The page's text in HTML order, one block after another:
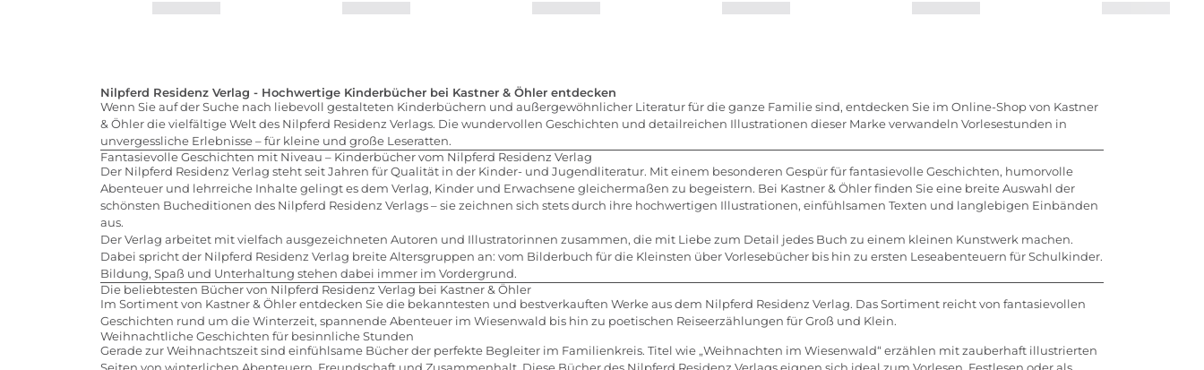
Nilpferd Residenz Verlag - Hochwertige Kinderbücher bei Kastner & Öhler entdecken
Wenn Sie auf der Suche nach liebevoll gestalteten Kinderbüchern und außergewöhnlicher Literatur für die ganze Familie sind, entdecken Sie im Online-Shop von Kastner
& Öhler die vielfältige Welt des Nilpferd Residenz Verlags. Die wundervollen Geschichten und detailreichen Illustrationen dieser Marke verwandeln Vorlesestunden in
unvergessliche Erlebnisse – für kleine und große Leseratten.
Fantasievolle Geschichten mit Niveau – Kinderbücher vom Nilpferd Residenz Verlag
Der Nilpferd Residenz Verlag steht seit Jahren für Qualität in der Kinder- und Jugendliteratur. Mit einem besonderen Gespür für fantasievolle Geschichten, humorvolle
Abenteuer und lehrreiche Inhalte gelingt es dem Verlag, Kinder und Erwachsene gleichermaßen zu begeistern. Bei Kastner & Öhler finden Sie eine breite Auswahl der
schönsten Bucheditionen des Nilpferd Residenz Verlags – sie zeichnen sich stets durch ihre hochwertigen Illustrationen, einfühlsamen Texten und langlebigen Einbänden
aus.
Der Verlag arbeitet mit vielfach ausgezeichneten Autoren und Illustratorinnen zusammen, die mit Liebe zum Detail jedes Buch zu einem kleinen Kunstwerk machen.
Dabei spricht der Nilpferd Residenz Verlag breite Altersgruppen an: vom Bilderbuch für die Kleinsten über Vorlesebücher bis hin zu ersten Leseabenteuern für Schulkinder.
Bildung, Spaß und Unterhaltung stehen dabei immer im Vordergrund.
Die beliebtesten Bücher von Nilpferd Residenz Verlag bei Kastner & Öhler
Im Sortiment von Kastner & Öhler entdecken Sie die bekanntesten und bestverkauften Werke aus dem Nilpferd Residenz Verlag. Das Sortiment reicht von fantasievollen
Geschichten rund um die Winterzeit, spannende Abenteuer im Wiesenwald bis hin zu poetischen Reiseerzählungen für Groß und Klein.
Weihnachtliche Geschichten für besinnliche Stunden
Gerade zur Weihnachtszeit sind einfühlsame Bücher der perfekte Begleiter im Familienkreis. Titel wie „Weihnachten im Wiesenwald“ erzählen mit zauberhaft illustrierten
Seiten von winterlichen Abenteuern, Freundschaft und Zusammenhalt. Diese Bücher des Nilpferd Residenz Verlags eignen sich ideal zum Vorlesen, Festlesen oder als